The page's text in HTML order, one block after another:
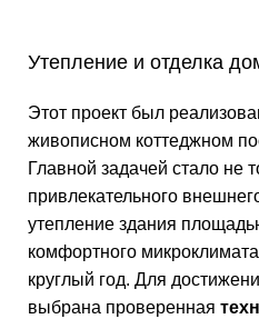
Утепление и отделка
Этот проект был
живописном коттеджном
Главной задачей стало не
привлекательного
утепление здания
комфортного
круглый год. Для
выбрана проверенная